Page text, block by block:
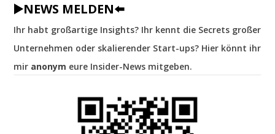
▶️NEWS MELDEN⬅️
Ihr habt großartige Insights? Ihr kennt die Secrets großer
Unternehmen oder skalierender Start-ups? Hier könnt ihr
mir anonym eure Insider-News mitgeben.